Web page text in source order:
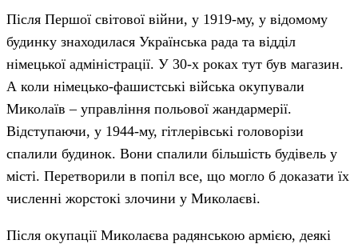
Після Першої світової війни, у 1919-му, у відомому
будинку знаходилася Українська рада та відділ
німецької адміністрації. У 30-х роках тут був магазин.
А коли німецько-фашистські війська окупували
Миколаїв – управління польової жандармерії.
Відступаючи, у 1944-му, гітлерівські головорізи
спалили будинок. Вони спалили більшість будівель у
місті. Перетворили в попіл все, що могло б доказати їх
численні жорстокі злочини у Миколаєві.
Після окупації Миколаєва радянською армією, деякі